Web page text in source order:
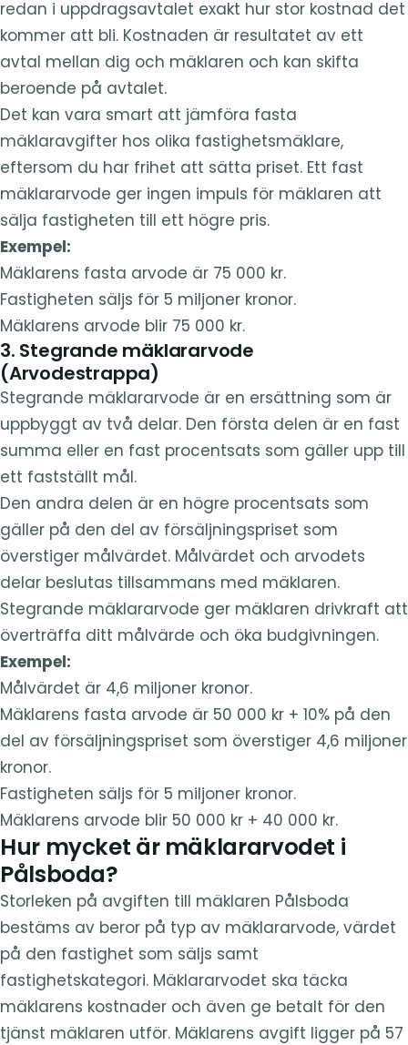
redan i uppdragsavtalet exakt hur stor kostnad det
kommer att bli. Kostnaden är resultatet av ett
avtal mellan dig och mäklaren och kan skifta
beroende på avtalet.
Det kan vara smart att jämföra fasta
mäklaravgifter hos olika fastighetsmäklare,
eftersom du har frihet att sätta priset. Ett fast
mäklararvode ger ingen impuls för mäklaren att
sälja fastigheten till ett högre pris.
Exempel:
Mäklarens fasta arvode är 75 000 kr.
Fastigheten säljs för 5 miljoner kronor.
Mäklarens arvode blir 75 000 kr.
3. Stegrande mäklararvode
(Arvodestrappa)
Stegrande mäklararvode är en ersättning som är
uppbyggt av två delar. Den första delen är en fast
summa eller en fast procentsats som gäller upp till
ett fastställt mål.
Den andra delen är en högre procentsats som
gäller på den del av försäljningspriset som
överstiger målvärdet. Målvärdet och arvodets
delar beslutas tillsammans med mäklaren.
Stegrande mäklararvode ger mäklaren drivkraft att
överträffa ditt målvärde och öka budgivningen.
Exempel:
Målvärdet är 4,6 miljoner kronor.
Mäklarens fasta arvode är 50 000 kr + 10% på den
del av försäljningspriset som överstiger 4,6 miljoner
kronor.
Fastigheten säljs för 5 miljoner kronor.
Mäklarens arvode blir 50 000 kr + 40 000 kr.
Hur mycket är mäklararvodet i
Pålsboda?
Storleken på avgiften till mäklaren Pålsboda
bestäms av beror på typ av mäklararvode, värdet
på den fastighet som säljs samt
fastighetskategori. Mäklararvodet ska täcka
mäklarens kostnader och även ge betalt för den
tjänst mäklaren utför. Mäklarens avgift ligger på 57